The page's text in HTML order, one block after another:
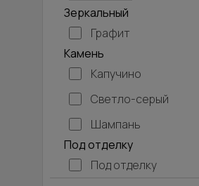
Зеркальный
Графит
Камень
Капучино
Светло-серый
Шампань
Под отделку
Под отделку